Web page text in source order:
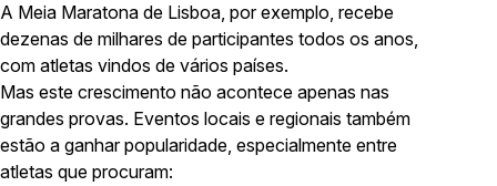
A Meia Maratona de Lisboa, por exemplo, recebe
dezenas de milhares de participantes todos os anos,
com atletas vindos de vários países.
Mas este crescimento não acontece apenas nas
grandes provas. Eventos locais e regionais também
estão a ganhar popularidade, especialmente entre
atletas que procuram: